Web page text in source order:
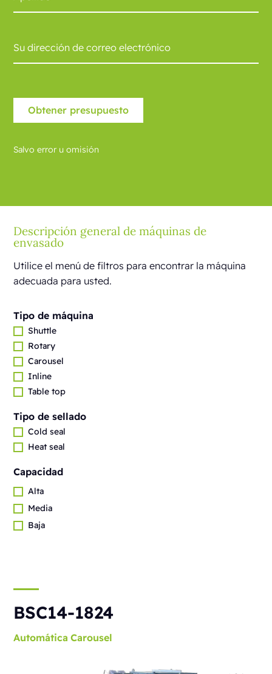
Salvo error u omisión
Descripción general de máquinas de
envasado
Utilice el menú de filtros para encontrar la máquina
adecuada para usted.
Tipo de máquina
Shuttle
Rotary
Carousel
Inline
Table top
Tipo de sellado
Cold seal
Heat seal
Capacidad
Alta
Media
Baja
BSC14-1824
Automática Carousel